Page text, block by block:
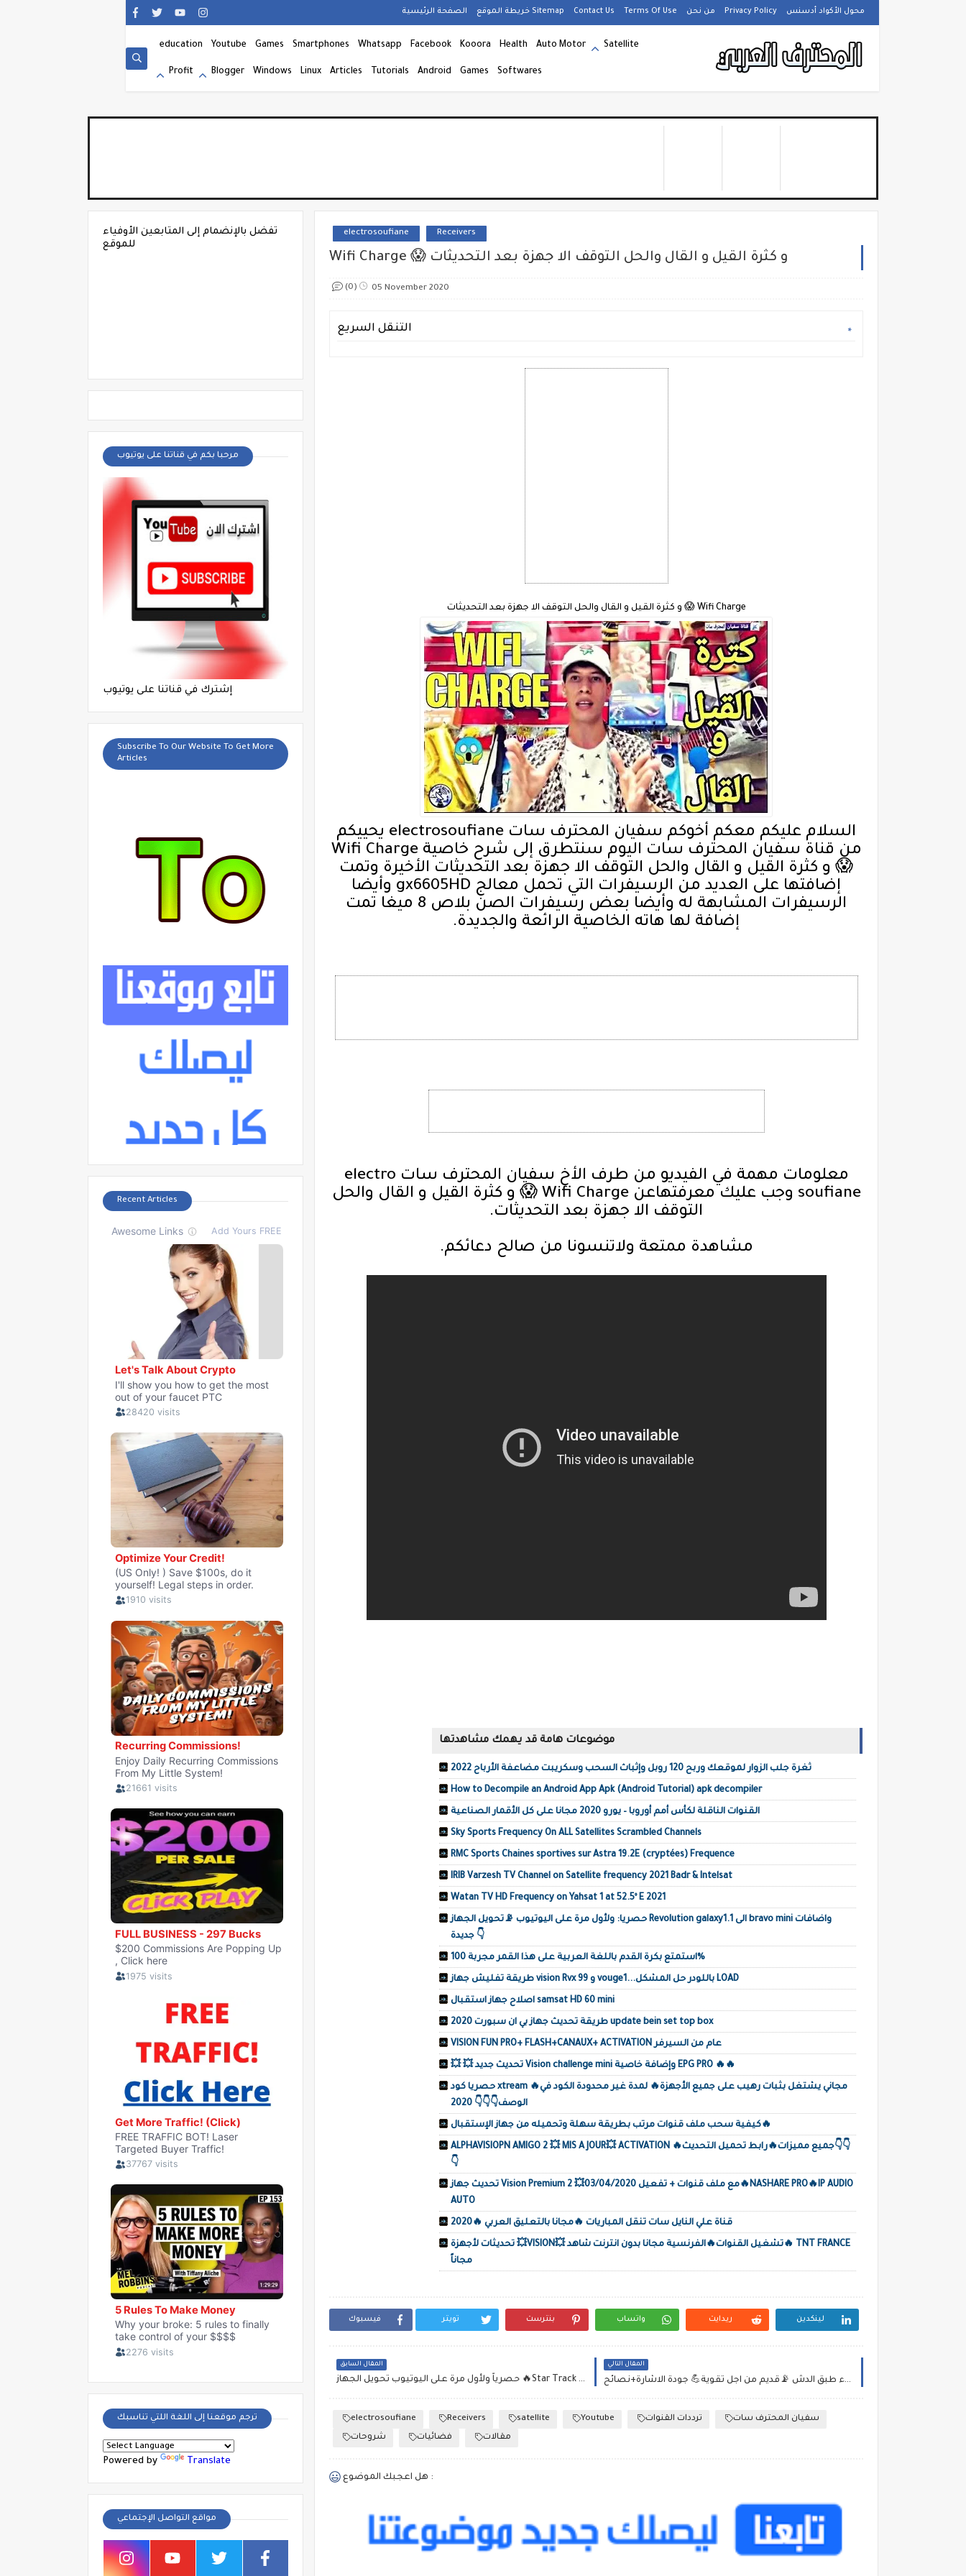
الصفحة الرئيسية خريطة الموقع Sitemap Contact Us Terms Of Use من نحن Privacy Policy محول الأكواد أدسنس
education Youtube Games Smartphones Whatsapp Facebook Kooora Health Auto Motor Satellite
Profit Blogger Windows Linux Articles Tutorials Android Games Softwares
electrosoufiane Receivers
Wifi Charge 😱 و كثرة القيل و القال والحل التوقف الا جهزة بعد التحديثات
05 November 2020
(0)
التنقل السريع
Wifi Charge 😱 و كثرة القيل و القال والحل التوقف الا جهزة بعد التحديثات
السلام عليكم معكم أخوكم سفيان المحترف سات electrosoufiane يحييكم
من قناة سفيان المحترف سات اليوم سنتطرق إلى شرح خاصية Wifi Charge
😱 و كثرة القيل و القال والحل التوقف الا جهزة بعد التحديثات الأخيرة وتمت
إضافتها على العديد من الرسيفرات التي تحمل معالج gx6605HD وأيضا
الرسيفرات المشابهة له وأيضا بعض رسيفرات الصن بلاص 8 ميغا تمت
إضافة لها هاته الخاصية الرائعة والجديدة.
معلومات مهمة في الفيديو من طرف الأخ سفيان المحترف سات electro
soufiane وجب عليك معرفتهاعن Wifi Charge 😱 و كثرة القيل و القال والحل
التوقف الا جهزة بعد التحديثات.
مشاهدة ممتعة ولاتنسونا من صالح دعائكم.
موضوعات هامة قد يهمك مشاهدتها
ثغرة جلب الزوار لموقعك وربح 120 روبل وإثباث السحب وسكريبت مضاعفة الأرباح 2022
How to Decompile an Android App Apk (Android Tutorial) apk decompiler
القنوات الناقلة لكأس أمم أوروبا – يورو 2020 مجانا على كل الأقمار الصناعية
Sky Sports Frequency On ALL Satellites Scrambled Channels
RMC Sports Chaines sportives sur Astra 19.2E (cryptées) Frequence
IRIB Varzesh TV Channel on Satellite frequency 2021 Badr & Intelsat
Watan TV HD Frequency on Yahsat 1 at 52.5º E 2021
حصريا: ولأول مرة على اليوتيوب 📡تحويل الجهاز Revolution galaxy1.1 الى bravo mini واضافات
جديدة 👇
استمتع بكرة القدم باللغة العربية على هذا القمر مجربة 100%
طريقة تفليش جهاز vision Rvx 99 و vouge1...باللودر حل المشكل LOAD
اصلاح جهاز استقبال samsat HD 60 mini
طريقة تحديث جهاز بي ان سبورت 2020 update bein set top box
VISION FUN PRO+ FLASH+CANAUX+ ACTIVATION عام من السيرفر
💥 💥 تحديث جديد Vision challenge mini وإضافة خاصية EPG PRO 🔥🔥
حصريا كود xtream 🔥مجاني يشتغل بثبات رهيب على جميع الأجهزة🔥 لمدة غير محدودة الكود في
الوصف👇👇👇 2020
كيفية سحب ملف قنوات مرتب بطريقة سهلة وتحميله من جهاز الإستقبال🔥
ALPHAVISIOPN AMIGO 2 💥 MIS A JOUR💥 ACTIVATION 🔥جميع مميزات🔥رابط تحميل التحديث👇👇
👇
تحديث جهاز Vision Premium 2 💥مع ملف قنوات + تفعيل 03/04/2020🔥NASHARE PRO🔥IP AUDIO
AUTO
قناة علي النايل سات تنقل المباريات 🔥مجانا بالتعليق العربي 🔥2020
تحديثات لأجهزة 💥VISION💥 تشغيل القنوات🔥الفرنسية مجانا بدون انترنت شاهد🔥 TNT FRANCE
مجاناً
فيسبوك تويتر بنترست واتساب ريدايت لينكدين
المقال التالي
طريقة طلاء طبق الدش 📡قديم من اجل تقوية💪 جودة الاشارة+نصائح😱
المقال السابق
حصرياً ولأول مرة على اليوتيوب تحويل الجهاز 🔥Star Track SRT 3070 HD Platinium🔥و تشغيل القنوات OSN💯
electrosoufiane Receivers satellite Youtube ترددات القنوات
سفيان المحترف سات
شروحات
فضائيات مقالات
هل اعجبك الموضوع :
تفضل بالإنضمام إلى المتابعين الأوفياء
للموقع
مرحبا بكم في قناتنا على يوتيوب
إشترك في قناتنا على يوتيوب
Subscribe To Our Website To Get More
Articles
Recent Articles
ترجم موقعنا إلى اللغة اللتي تناسبك
Powered by Translate
مواقع التواصل الإجتماعي